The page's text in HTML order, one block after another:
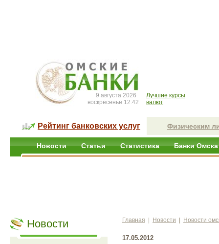
9 августа 2026
воскресенье 12:42
Лучшие курсы
валют
Рейтинг банковских услуг Физическим
Новости Статьи Статистика Банки Омска
Новости Главная Новости Новости
17.05.2012